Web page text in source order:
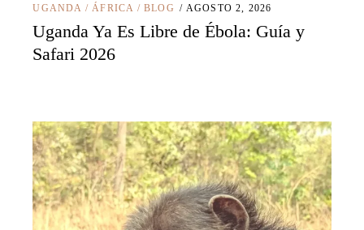
UGANDA /ÁFRICA / BLOG AGOSTO 2, 2026
Uganda Ya Es Libre de Ébola: Guía y
Safari 2026